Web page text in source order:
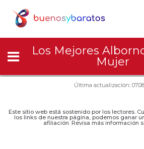
Los Mejores
Mujer
Última actualización:
Este sitio web está sostenido por los lectores.
los links de nuestra página, podemos ganar
afiliación. Revisa más información